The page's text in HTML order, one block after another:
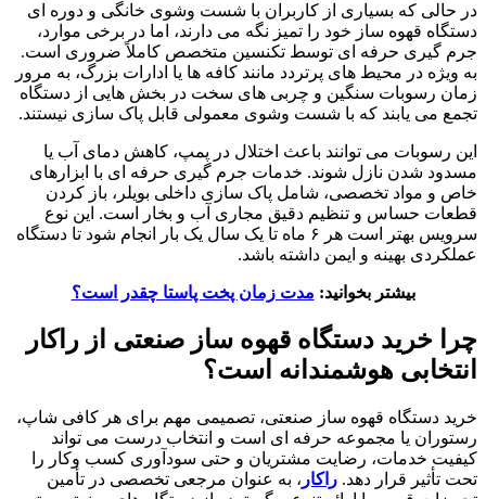
در حالی که بسیاری از کاربران با شست وشوی خانگی و دوره ای
دستگاه قهوه ساز خود را تمیز نگه می دارند، اما در برخی موارد،
جرم گیری حرفه ای توسط تکنسین متخصص کاملاً ضروری است.
به ویژه در محیط های پرتردد مانند کافه ها یا ادارات بزرگ، به مرور
زمان رسوبات سنگین و چربی های سخت در بخش هایی از دستگاه
تجمع می یابند که با شست وشوی معمولی قابل پاک سازی نیستند.
این رسوبات می توانند باعث اختلال در پمپ، کاهش دمای آب یا
مسدود شدن نازل شوند. خدمات جرم گیری حرفه ای با ابزارهای
خاص و مواد تخصصی، شامل پاک سازی داخلی بویلر، باز کردن
قطعات حساس و تنظیم دقیق مجاری آب و بخار است. این نوع
سرویس بهتر است هر ۶ ماه تا یک سال یک بار انجام شود تا دستگاه
عملکردی بهینه و ایمن داشته باشد.
بیشتر بخوانید: مدت زمان پخت پاستا چقدر است؟
چرا خرید دستگاه قهوه ساز صنعتی از راکار
انتخابی هوشمندانه است؟
خرید دستگاه قهوه ساز صنعتی، تصمیمی مهم برای هر کافی شاپ،
رستوران یا مجموعه حرفه ای است و انتخاب درست می تواند
کیفیت خدمات، رضایت مشتریان و حتی سودآوری کسب وکار را
تحت تأثیر قرار دهد. راکار ، به عنوان مرجعی تخصصی در تأمین